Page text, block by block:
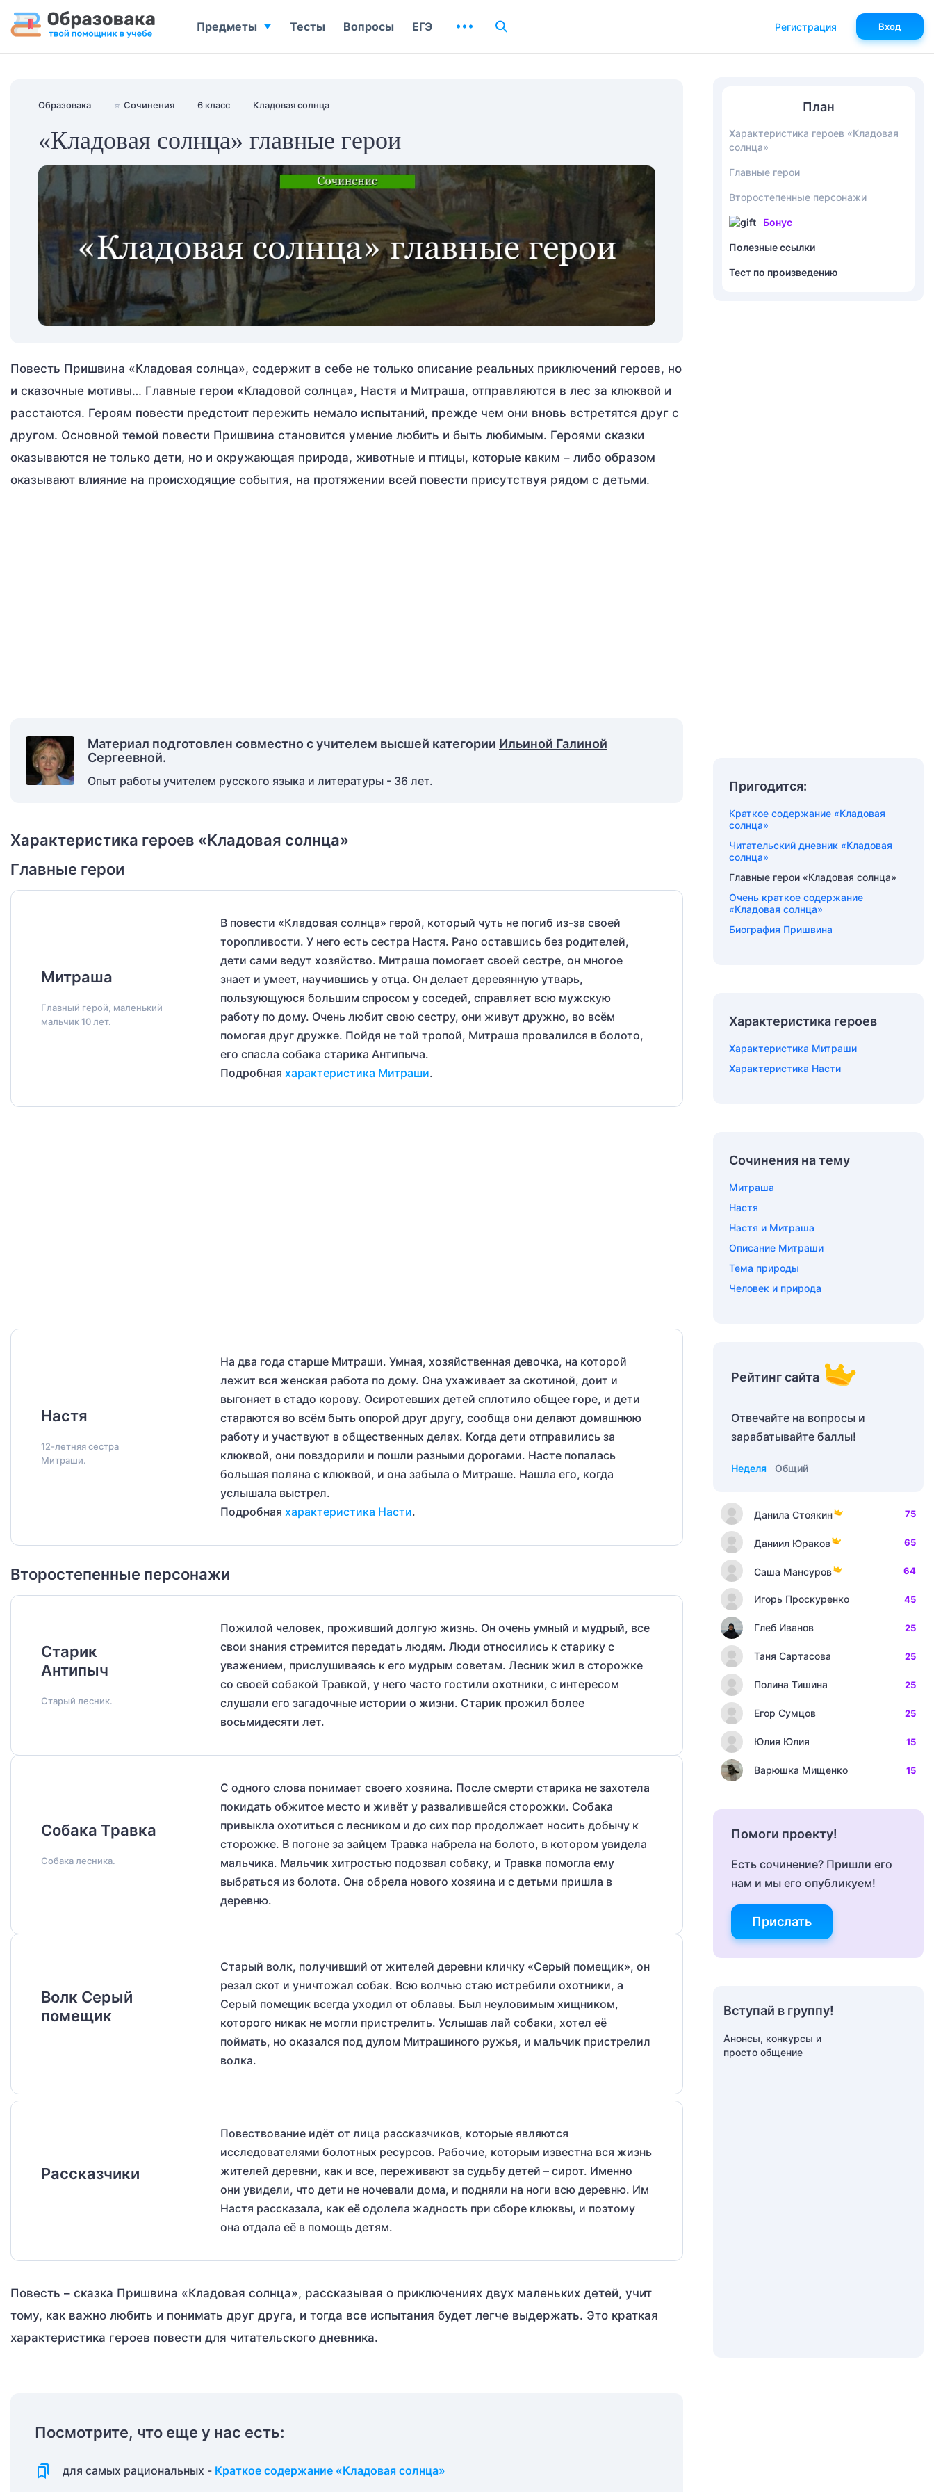
Образовака ⭐ Сочинения 6 класс Кладовая солнца
«Кладовая солнца» главные герои
Повесть Пришвина «Кладовая солнца», содержит в себе не только описание реальных приключений героев, но
и сказочные мотивы… Главные герои «Кладовой солнца», Настя и Митраша, отправляются в лес за клюквой и
расстаются. Героям повести предстоит пережить немало испытаний, прежде чем они вновь встретятся друг с
другом. Основной темой повести Пришвина становится умение любить и быть любимым. Героями сказки
оказываются не только дети, но и окружающая природа, животные и птицы, которые каким – либо образом
оказывают влияние на происходящие события, на протяжении всей повести присутствуя рядом с детьми.
Материал подготовлен совместно с учителем высшей категории Ильиной Галиной
Сергеевной.
Опыт работы учителем русского языка и литературы - 36 лет.
Характеристика героев «Кладовая солнца»
Главные герои
Митраша
Главный герой, маленький
мальчик 10 лет.
В повести «Кладовая солнца» герой, который чуть не погиб из-за своей
торопливости. У него есть сестра Настя. Рано оставшись без родителей,
дети сами ведут хозяйство. Митраша помогает своей сестре, он многое
знает и умеет, научившись у отца. Он делает деревянную утварь,
пользующуюся большим спросом у соседей, справляет всю мужскую
работу по дому. Очень любит свою сестру, они живут дружно, во всём
помогая друг дружке. Пойдя не той тропой, Митраша провалился в болото,
его спасла собака старика Антипыча.
Подробная характеристика Митраши.
Настя
12-летняя сестра
Митраши.
На два года старше Митраши. Умная, хозяйственная девочка, на которой
лежит вся женская работа по дому. Она ухаживает за скотиной, доит и
выгоняет в стадо корову. Осиротевших детей сплотило общее горе, и дети
стараются во всём быть опорой друг другу, сообща они делают домашнюю
работу и участвуют в общественных делах. Когда дети отправились за
клюквой, они повздорили и пошли разными дорогами. Насте попалась
большая поляна с клюквой, и она забыла о Митраше. Нашла его, когда
услышала выстрел.
Подробная характеристика Насти.
Второстепенные персонажи
Старик
Антипыч
Старый лесник.
Пожилой человек, проживший долгую жизнь. Он очень умный и мудрый, все
свои знания стремится передать людям. Люди относились к старику с
уважением, прислушиваясь к его мудрым советам. Лесник жил в сторожке
со своей собакой Травкой, у него часто гостили охотники, с интересом
слушали его загадочные истории о жизни. Старик прожил более
восьмидесяти лет.
Собака Травка
Собака лесника.
С одного слова понимает своего хозяина. После смерти старика не захотела
покидать обжитое место и живёт у развалившейся сторожки. Собака
привыкла охотиться с лесником и до сих пор продолжает носить добычу к
сторожке. В погоне за зайцем Травка набрела на болото, в котором увидела
мальчика. Мальчик хитростью подозвал собаку, и Травка помогла ему
выбраться из болота. Она обрела нового хозяина и с детьми пришла в
деревню.
Волк Серый
помещик
Старый волк, получивший от жителей деревни кличку «Серый помещик», он
резал скот и уничтожал собак. Всю волчью стаю истребили охотники, а
Серый помещик всегда уходил от облавы. Был неуловимым хищником,
которого никак не могли пристрелить. Услышав лай собаки, хотел её
поймать, но оказался под дулом Митрашиного ружья, и мальчик пристрелил
волка.
Рассказчики
Повествование идёт от лица рассказчиков, которые являются
исследователями болотных ресурсов. Рабочие, которым известна вся жизнь
жителей деревни, как и все, переживают за судьбу детей – сирот. Именно
они увидели, что дети не ночевали дома, и подняли на ноги всю деревню. Им
Настя рассказала, как её одолела жадность при сборе клюквы, и поэтому
она отдала её в помощь детям.
Повесть – сказка Пришвина «Кладовая солнца», рассказывая о приключениях двух маленьких детей, учит
тому, как важно любить и понимать друг друга, и тогда все испытания будет легче выдержать. Это краткая
характеристика героев повести для читательского дневника.
Посмотрите, что еще у нас есть:
для самых рациональных - Краткое содержание «Кладовая солнца»
План
Характеристика героев «Кладовая
солнца»
Главные герои
Второстепенные персонажи
Бонус
Полезные ссылки
Тест по произведению
Пригодится:
Краткое содержание «Кладовая
солнца»
Читательский дневник «Кладовая
солнца»
Главные герои «Кладовая солнца»
Очень краткое содержание
«Кладовая солнца»
Биография Пришвина
Характеристика героев
Характеристика Митраши
Характеристика Насти
Сочинения на тему
Митраша
Настя
Настя и Митраша
Описание Митраши
Тема природы
Человек и природа
Рейтинг сайта
Отвечайте на вопросы и
зарабатывайте баллы!
Неделя Общий
Данила Стоякин 75
Даниил Юраков 65
Саша Мансуров 64
Игорь Проскуренко 45
Глеб Иванов 25
Таня Сартасова 25
Полина Тишина 25
Егор Сумцов 25
Юлия Юлия 15
Варюшка Мищенко 15
Помоги проекту!
Есть сочинение? Пришли его
нам и мы его опубликуем!
Прислать
Вступай в группу!
Анонсы, конкурсы и
просто общение
Предметы Тесты Вопросы ЕГЭ Регистрация Вход